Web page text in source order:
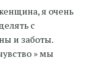
я очень
с
и заботы.
» мы